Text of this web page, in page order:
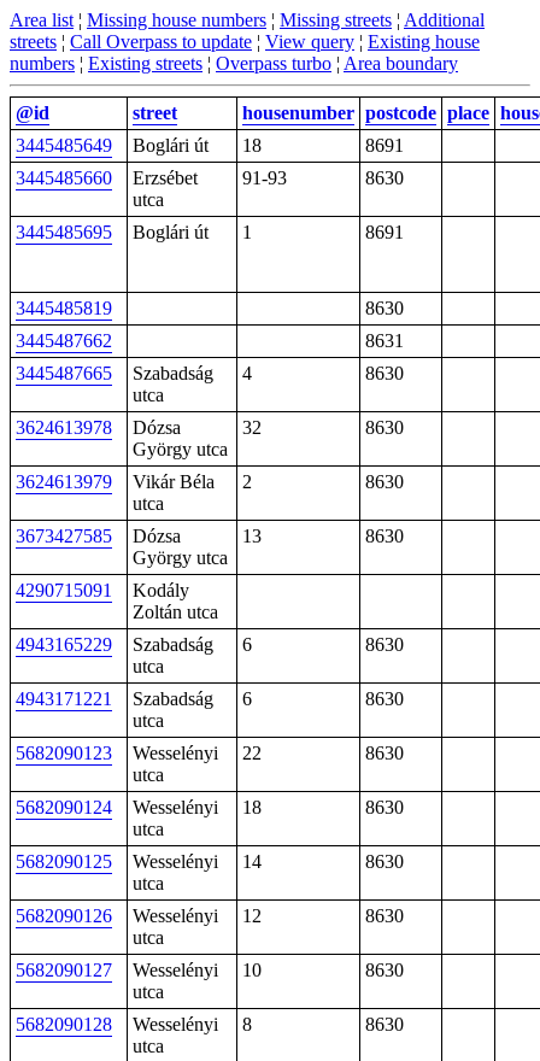
Area list ¦ Missing house numbers ¦ Missing streets ¦ Additional
streets ¦ Call Overpass to update ¦ View query ¦ Existing house
numbers ¦ Existing streets ¦ Overpass turbo ¦ Area boundary
@id street housenumber postcode place
3445485649
Boglári út 18
8691
3445485660
Erzsébet
utca
91-93 8630
3445485695 Boglári út 1 8691
3445485819
8630
3445487662
8631
3445487665
Szabadság
utca
4 8630
3624613978
Dózsa
György utca
32 8630
3624613979
Vikár Béla
utca
2 8630
3673427585
Dózsa
György utca
13 8630
4290715091
Kodály
Zoltán utca
4943165229
Szabadság
utca
6 8630
4943171221
Szabadság
utca
6 8630
5682090123
Wesselényi
utca
22 8630
5682090124
Wesselényi
utca
18 8630
5682090125
Wesselényi
utca
14 8630
5682090126
Wesselényi
utca
12 8630
5682090127
Wesselényi
utca
10 8630
5682090128
Wesselényi
utca
8 8630